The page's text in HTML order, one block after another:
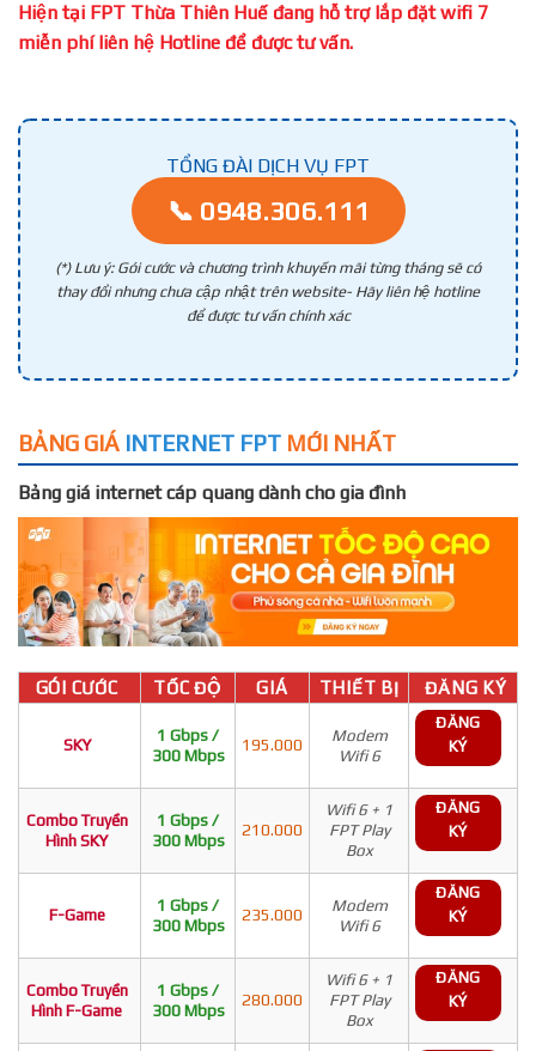
Hiện tại FPT Thừa Thiên Huế đang hỗ trợ lắp đặt wifi 7
miễn phí liên hệ Hotline để được tư vấn.
TỔNG ĐÀI DỊCH VỤ FPT
📞 0948.306.111
(*) Lưu ý: Gói cước và chương trình khuyến mãi từng tháng sẽ có
thay đổi nhưng chưa cập nhật trên website- Hãy liên hệ hotline
để được tư vấn chính xác
BẢNG GIÁ INTERNET FPT MỚI NHẤT
Bảng giá internet cáp quang dành cho gia đình
GÓI CƯỚC TỐC ĐỘ GIÁ THIẾT BỊ ĐĂNG KÝ
SKY
1 Gbps /
300 Mbps
195.000
Modem
Wifi 6
ĐĂNG
KÝ
Combo Truyền
Hình SKY
1 Gbps /
300 Mbps
210.000
Wifi 6 + 1
FPT Play
Box
ĐĂNG
KÝ
F-Game
1 Gbps /
300 Mbps
235.000
Modem
Wifi 6
ĐĂNG
KÝ
Combo Truyền
Hình F-Game
1 Gbps /
300 Mbps
280.000
Wifi 6 + 1
FPT Play
Box
ĐĂNG
KÝ